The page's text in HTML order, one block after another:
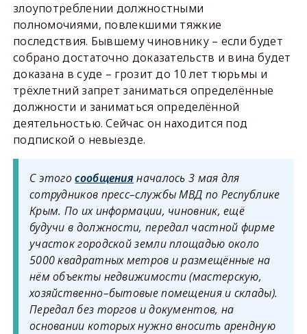
злоупотреблении должностными
полномочиями, повлекшими тяжкие
последствия. Бывшему чиновнику – если будет
собрано достаточно доказательств и вина будет
доказана в суде – грозит до 10 лет тюрьмы и
трёхлетний запрет заниматься определённые
должности и заниматься определённой
деятельностью. Сейчас он находится под
подпиской о невыезде.
С этогосообщенияначалось 3 мая для
сотрудников пресс–службы МВД по Республике
Крым. По их информации, чиновник, ещё
будучи в должности, передал частной фирме
участок городской земли площадью около
5000 квадратных метров и размещённые на
нём объекты недвижимости (мастерскую,
хозяйственно–бытовые помещения и склады).
Передал без торгов и документов, на
основании которых нужно вносить арендную